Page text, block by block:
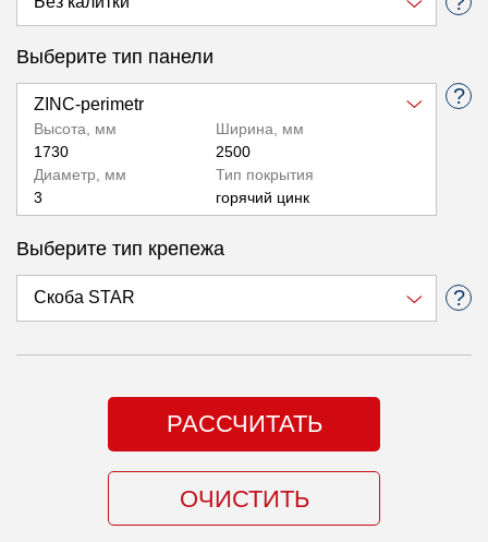
Выберите тип панели
ZINС-perimetr
Высота, мм
1730
Ширина, мм
2500
Диаметр, мм
3
Тип покрытия
горячий цинк
LIGHT-perimetr
Высота, мм
1730
Высота, мм
Ширина, мм
3000
Диаметр, мм
горячий цинк+полимер
Выберите тип крепежа
РАССЧИТАТЬ
ОЧИСТИТЬ